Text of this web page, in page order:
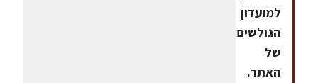
למועדון
הגולשים
של
האתר.